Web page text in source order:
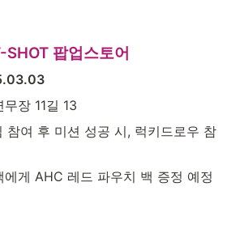
팝업스토어
장 11길 13
참여 후 미션 성공 시, 럭키드로우 참
에게 AHC 레드 파우치 백 증정 예정